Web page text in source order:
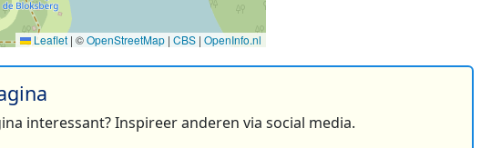
Leaflet | ©OpenStreetMap | CBS | OpenInfo.nl
interessant? Inspireer anderen via social media.